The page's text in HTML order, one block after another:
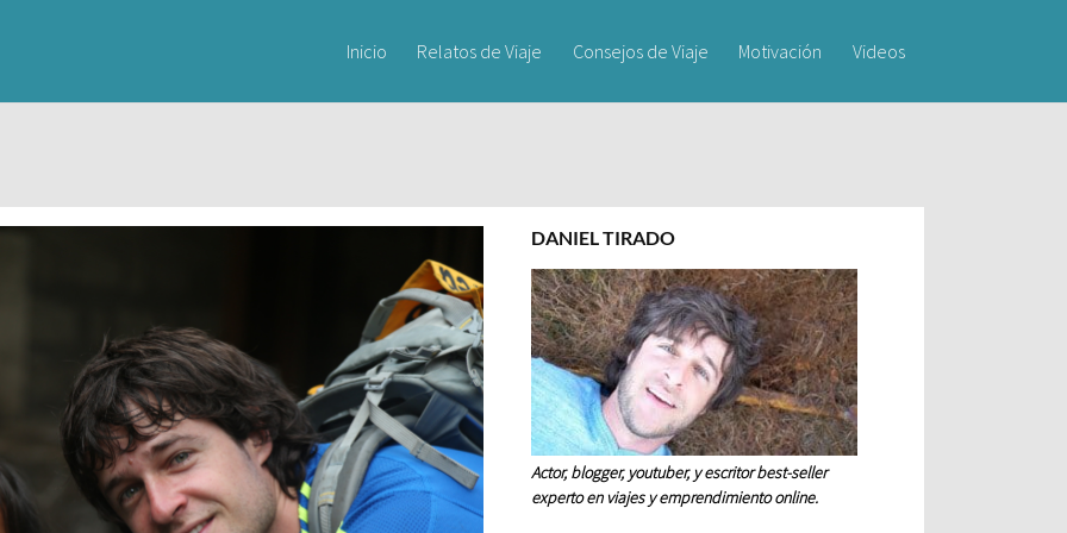
Inicio Relatos de Viaje Consejos de Viaje Motivación Videos
DANIEL TIRADO
Actor, blogger, youtuber, y escritor best-seller
experto en viajes y emprendimiento online.